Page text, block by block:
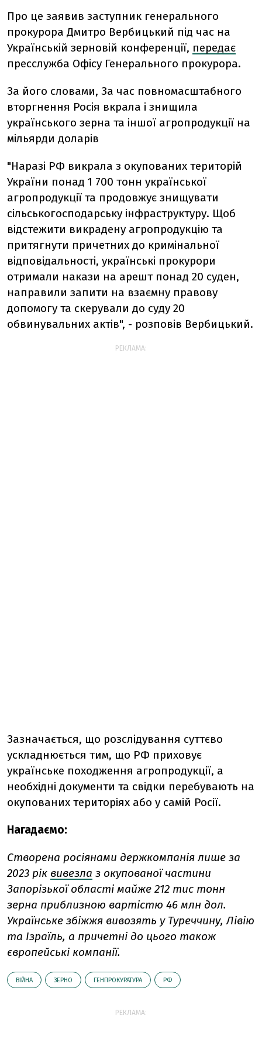
Про це заявив заступник генерального
прокурора Дмитро Вербицький під час на
Українській зерновій конференції, передає
пресслужба Офісу Генерального прокурора.
За його словами, За час повномасштабного
вторгнення Росія вкрала і знищила
українського зерна та іншої агропродукції на
мільярди доларів
"Наразі РФ викрала з окупованих територій
України понад 1 700 тонн української
агропродукції та продовжує знищувати
сільськогосподарську інфраструктуру. Щоб
відстежити викрадену агропродукцію та
притягнути причетних до кримінальної
відповідальності, українські прокурори
отримали накази на арешт понад 20 суден,
направили запити на взаємну правову
допомогу та скерували до суду 20
обвинувальних актів", - розповів Вербицький.
РЕКЛАМА:
Зазначається, що розслідування суттєво
ускладнюється тим, що РФ приховує
українське походження агропродукції, а
необхідні документи та свідки перебувають на
окупованих територіях або у самій Росії.
Нагадаємо:
Створена росіянами держкомпанія лише за
2023 рік вивезла з окупованої частини
Запорізької області майже 212 тис тонн
зерна приблизною вартістю 46 млн дол.
Українське збіжжя вивозять у Туреччину, Лівію
та Ізраїль, а причетні до цього також
європейські компанії.
ВІЙНА ЗЕРНО ГЕНПРОКУРАТУРА РФ
РЕКЛАМА: